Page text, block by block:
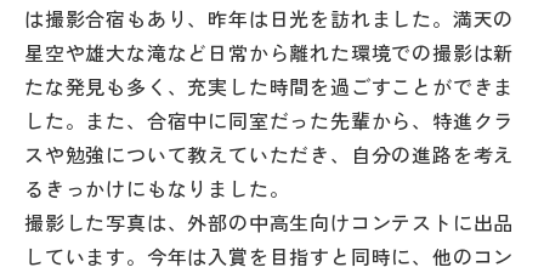
は撮影合宿もあり、昨年は日光を訪れました。満天の
星空や雄大な滝など日常から離れた環境での撮影は新
たな発見も多く、充実した時間を過ごすことができま
した。また、合宿中に同室だった先輩から、特進クラ
スや勉強について教えていただき、自分の進路を考え
るきっかけにもなりました。
撮影した写真は、外部の中高生向けコンテストに出品
しています。今年は入賞を目指すと同時に、他のコン